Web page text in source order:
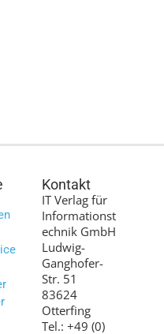
Kontakt
IT Verlag für
Informationst
echnik GmbH
Ludwig-
Ganghofer-
Str. 51
83624
Otterfing
Tel.: +49 (0)